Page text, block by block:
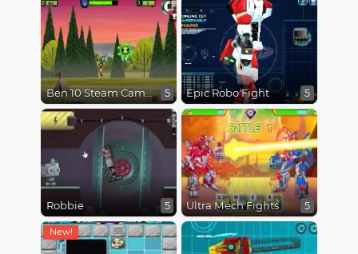
Ben 10 Steam Camp 5 Epic Robo Fight 5
Robbie 5 Ultra Mech Fights 5